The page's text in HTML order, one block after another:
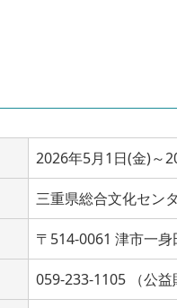
2026年5月1日(金)～
三重県総合文化セン
〒514-0061 津市一
059-233-1105 （公